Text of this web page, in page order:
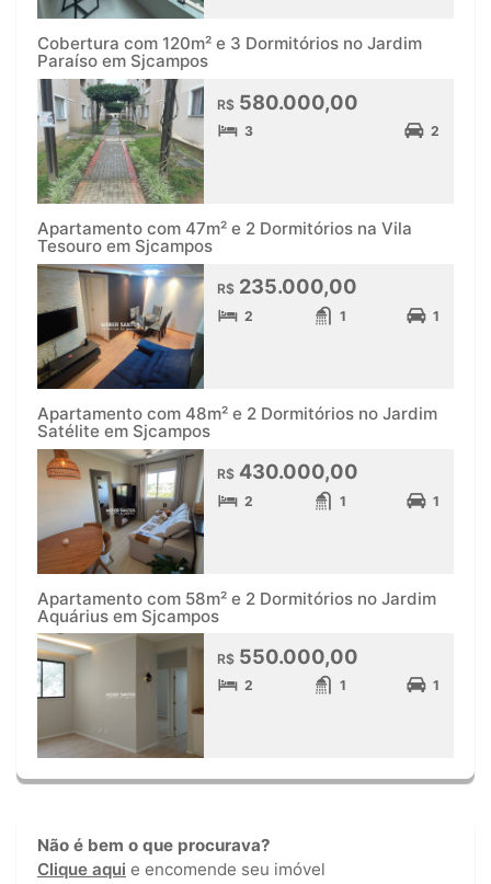
Cobertura com 120m² e 3 Dormitórios no Jardim
Paraíso em Sjcampos
R$ 580.000,00
3 2
Apartamento com 47m² e 2 Dormitórios na Vila
Tesouro em Sjcampos
R$ 235.000,00
2 1 1
Apartamento com 48m² e 2 Dormitórios no Jardim
Satélite em Sjcampos
R$ 430.000,00
2 1 1
Apartamento com 58m² e 2 Dormitórios no Jardim
Aquárius em Sjcampos
R$ 550.000,00
2 1 1
Não é bem o que procurava?
Clique aqui e encomende seu imóvel